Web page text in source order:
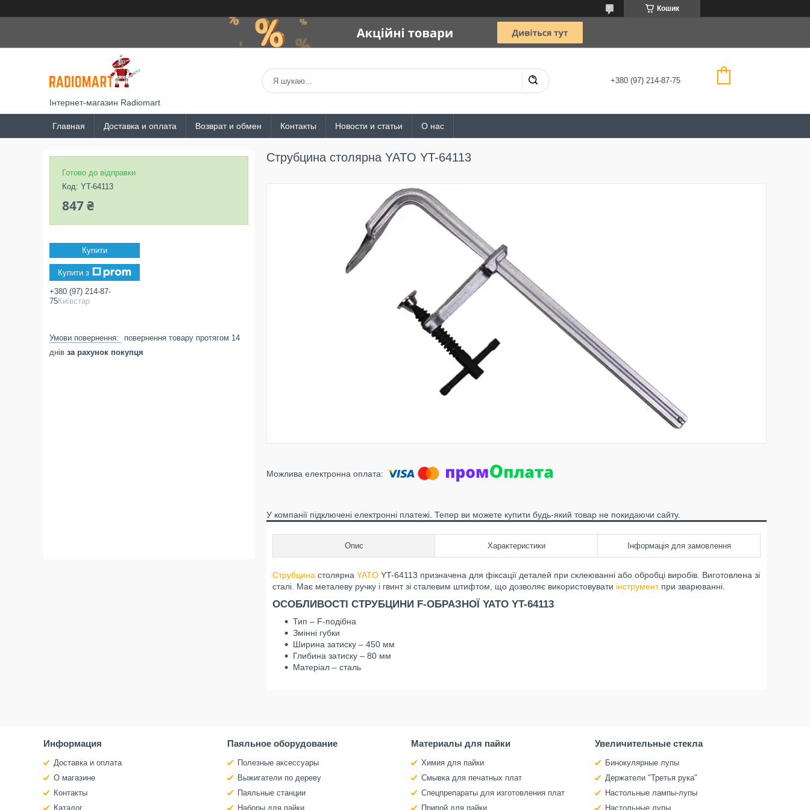
Кошик
Інтернет-магазин Radiomart
+380 (97) 214-87-75
Главная Доставка и оплата Возврат и обмен Контакты Новости и статьи О нас
Струбцина столярна YATO YT-64113
У компанії підключені електронні платежі. Тепер ви можете купити будь-який товар не покидаючи сайту.
Опис Характеристики Інформація для замовлення
Струбцина столярна YATO YT-64113 призначена для фіксації деталей при склеюванні або обробці виробів. Виготовлена зі
сталі. Має металеву ручку і гвинт зі сталевим штифтом, що дозволяє використовувати інструментпри зварюванні.
ОСОБЛИВОСТІ СТРУБЦИНИ F-ОБРАЗНОЇ YATO YT-64113
Тип – F-подібна
Змінні губки
Ширина затиску – 450 мм
Глибина затиску – 80 мм
Матеріал – сталь
Готово до відправки
Код: YT-64113
847 ₴
Купити
Купити з
+380 (97) 214-87-
75Київстар
повернення товару протягом 14
днів за рахунок покупця
Информация
Доставка и оплата
О магазине
Контакты
Каталог
Паяльное оборудование
Полезные аксессуары
Выжигатели по дереву
Паяльные станции
Наборы для пайки
Материалы для пайки
Химия для пайки
Смывка для печатных плат
Спецпрепараты для изготовления плат
Припой для пайки
Увеличительные стекла
Бинокулярные лупы
Держатели "Третья рука"
Настольные лампы-лупы
Настольные лупы